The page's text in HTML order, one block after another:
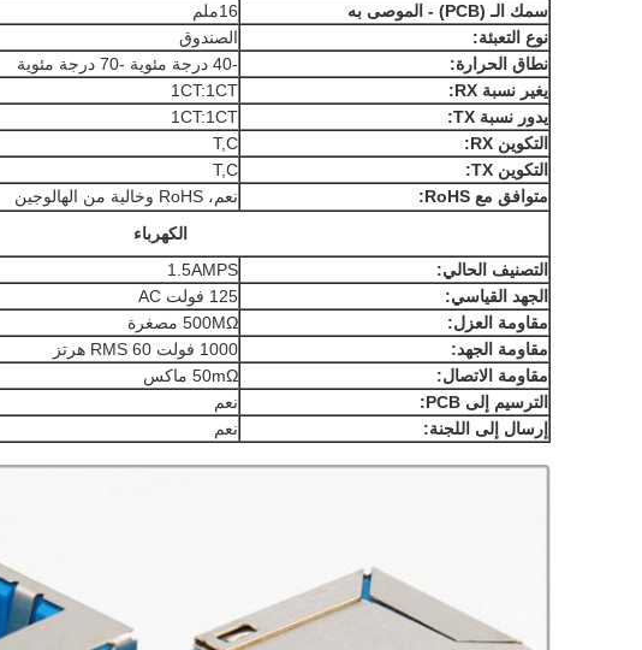
سمك الـ (PCB) - الموصى به
16ملم
نوع التعبئة:
الصندوق
نطاق الحرارة:
-40 درجة مئوية -70 درجة مئوية
يغير نسبة RX:
1CT:1CT
يدور نسبة TX:
1CT:1CT
التكوين RX:
T,C
التكوين TX:
T,C
متوافق مع RoHS:
نعم، RoHS وخالية من الهالوجين
الكهرباء
التصنيف الحالي:
1.5AMPS
الجهد القياسي:
125 فولت AC
مقاومة العزل:
500MΩ مصغرة
مقاومة الجهد:
1000 فولت RMS 60 هرتز
مقاومة الاتصال:
50mΩ ماكس
الترسيم إلى PCB:
نعم
إرسال إلى اللجنة:
نعم